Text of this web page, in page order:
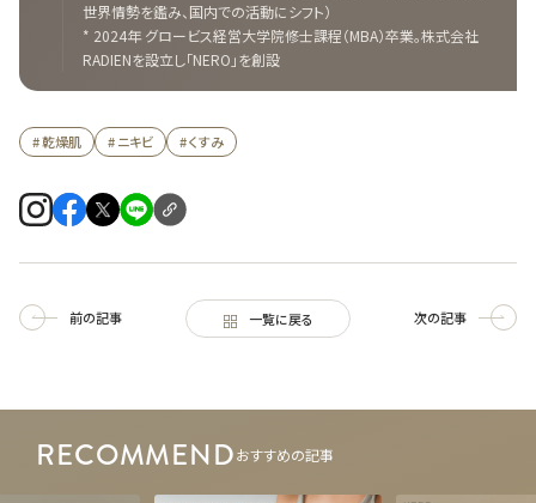
世界情勢を鑑み、国内での活動にシフト）
* 2024年 グロービス経営大学院修士課程（MBA）卒業。株式会社
RADIENを設立し「NERO」を創設
# 乾燥肌 # ニキビ # くすみ
前の記事 一覧に戻る 次の記事
RECOMMENDおすすめの記事